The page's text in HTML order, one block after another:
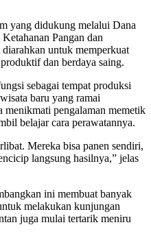
yang didukung melalui Dana
Pangan dan
untuk memperkuat
dan berdaya saing.
sebagai tempat produksi
baru yang ramai
pengalaman memetik
belajar cara perawatannya.
Mereka bisa panen sendiri,
langsung hasilnya,” jelas
ini membuat banyak
melakukan kunjungan
juga mulai tertarik meniru